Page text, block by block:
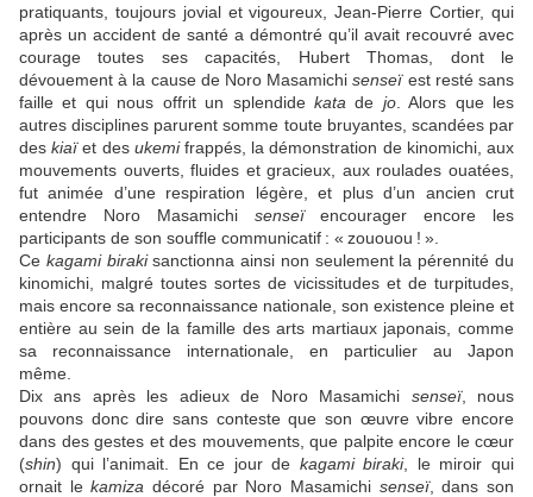
pratiquants, toujours jovial et vigoureux, Jean-Pierre Cortier, qui
après un accident de santé a démontré qu’il avait recouvré avec
courage toutes ses capacités, Hubert Thomas, dont le
dévouement à la cause de Noro Masamichisenseïest resté sans
faille et qui nous offrit un splendide kata de jo. Alors que les
autres disciplines parurent somme toute bruyantes, scandées par
deskiaïet des ukemifrappés, la démonstration de kinomichi, aux
mouvements ouverts, fluides et gracieux, aux roulades ouatées,
fut animée d’une respiration légère, et plus d’un ancien crut
entendre Noro Masamichi senseïencourager encore les
participants de son souffle communicatif : « zououou ! ».
Ce kagami birakisanctionna ainsi non seulement la pérennité du
kinomichi, malgré toutes sortes de vicissitudes et de turpitudes,
mais encore sa reconnaissance nationale, son existence pleine et
entière au sein de la famille des arts martiaux japonais, comme
sa reconnaissance internationale, en particulier au Japon
même.
Dix ans après les adieux de Noro Masamichi senseï, nous
pouvons donc dire sans conteste que son œuvre vibre encore
dans des gestes et des mouvements, que palpite encore le cœur
(shin) qui l’animait. En ce jour de kagami biraki, le miroir qui
ornait lekamiza décoré par Noro Masamichi senseï, dans son